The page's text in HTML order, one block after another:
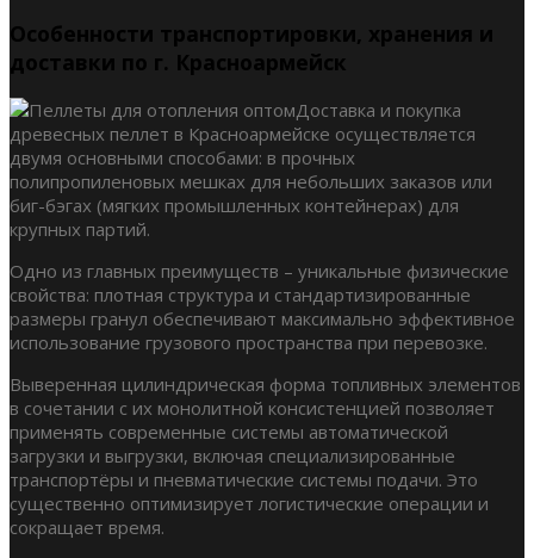
Особенности транспортировки, хранения и
доставки по г. Красноармейск
Доставка и покупка
древесных пеллет в Красноармейске осуществляется
двумя основными способами: в прочных
полипропиленовых мешках для небольших заказов или
биг-бэгах (мягких промышленных контейнерах) для
крупных партий.
Одно из главных преимуществ – уникальные физические
свойства: плотная структура и стандартизированные
размеры гранул обеспечивают максимально эффективное
использование грузового пространства при перевозке.
Выверенная цилиндрическая форма топливных элементов
в сочетании с их монолитной консистенцией позволяет
применять современные системы автоматической
загрузки и выгрузки, включая специализированные
транспортёры и пневматические системы подачи. Это
существенно оптимизирует логистические операции и
сокращает время.